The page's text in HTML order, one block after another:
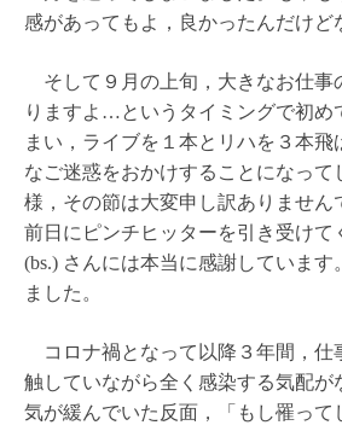
感があってもよ，良かったんだけど
そして９月の上旬，大きなお仕事
りますよ…というタイミングで初め
まい，ライブを１本とリハを３本飛
なご迷惑をおかけすることになって
様，その節は大変申し訳ありません
前日にピンチヒッターを引き受けて
(bs.) さんには本当に感謝しています
ました。
コロナ禍となって以降３年間，仕
触していながら全く感染する気配が
気が緩んでいた反面，「もし罹って